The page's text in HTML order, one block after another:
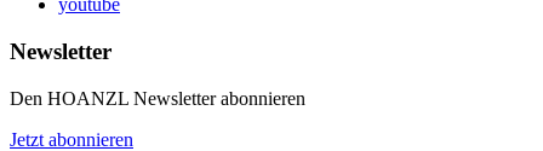
youtube
Newsletter
Den HOANZL Newsletter abonnieren
Jetzt abonnieren